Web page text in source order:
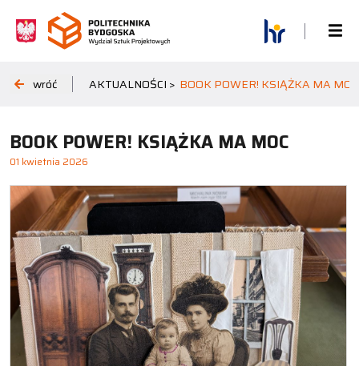
wróć AKTUALNOŚCI > BOOK POWER! KSIĄŻKA MA MOC
BOOK POWER! KSIĄŻKA MA MOC
01 kwietnia 2026